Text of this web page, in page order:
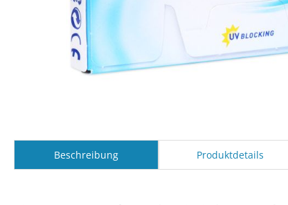
Beschreibung Produktdetails